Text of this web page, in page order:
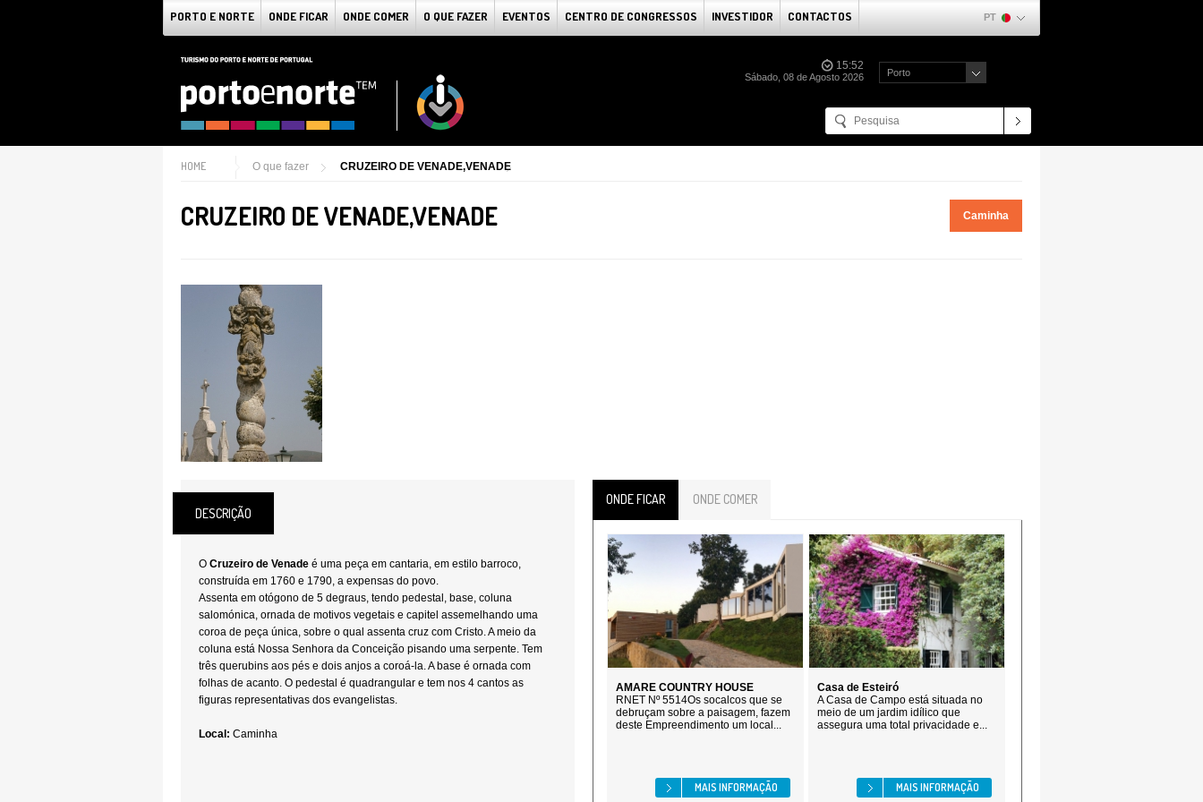
PORTO E NORTE ONDE FICAR ONDE COMER O QUE FAZER EVENTOS CENTRO DE CONGRESSOS INVESTIDOR CONTACTOS PT
15:52
Sábado, 08 de Agosto 2026 Porto
HOME O que fazer CRUZEIRO DE VENADE,VENADE
CRUZEIRO DE VENADE,VENADE Caminha
DESCRIÇÃO
O Cruzeiro de Venade é uma peça em cantaria, em estilo barroco,
construída em 1760 e 1790, a expensas do povo.
Assenta em otógono de 5 degraus, tendo pedestal, base, coluna
salomónica, ornada de motivos vegetais e capitel assemelhando uma
coroa de peça única, sobre o qual assenta cruz com Cristo. A meio da
coluna está Nossa Senhora da Conceição pisando uma serpente. Tem
três querubins aos pés e dois anjos a coroá-la. A base é ornada com
folhas de acanto. O pedestal é quadrangular e tem nos 4 cantos as
figuras representativas dos evangelistas.
Local: Caminha
ONDE FICAR ONDE COMER
AMARE COUNTRY HOUSE
RNET Nº 5514Os socalcos que se
debruçam sobre a paisagem, fazem
deste Empreendimento um local...
MAIS INFORMAÇÃO
Casa de Esteiró
A Casa de Campo está situada no
meio de um jardim idílico que
assegura uma total privacidade e...
MAIS INFORMAÇÃO